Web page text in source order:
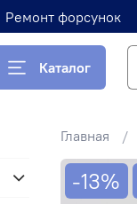
Ремонт форсунок
Каталог
Главная
-13%